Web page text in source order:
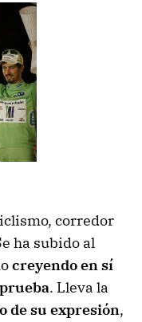
corredor
ha subido al
creyendo en sí
. Lleva la
de su expresión,